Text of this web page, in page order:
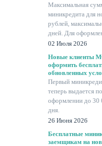
Максимальная
миникредита для
рублей,
дней. Для
паспорт.
02 Июля 2026
Новые клиенты
оформить
обновленных
Первый
теперь выдается
оформлении до 30
дня.
26 Июня 2026
Бесплатные
заемщикам на